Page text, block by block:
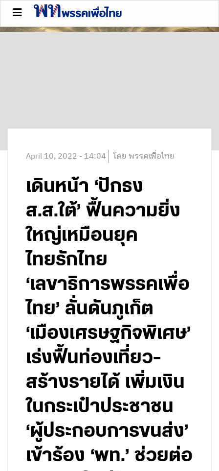
April 10, 2022 - 14:04 โดย พรรคเพื่อไทย
เดินหน้า ‘ปักธง
ส.ส.ใต้’ ฟื้นความยิ่ง
ใหญ่เหมือนยุค
ไทยรักไทย
‘เลขาธิการพรรคเพื่อ
ไทย’ ลั่นดันภูเก็ต
‘เมืองเศรษฐกิจพิเศษ’
เร่งฟื้นท่องเที่ยว-
สร้างรายได้ เพิ่มเงิน
ในกระเป๋าประชาชน
‘ผู้ประกอบการขนส่ง’
เข้าร้อง ‘พท.’ ช่วยต่อ